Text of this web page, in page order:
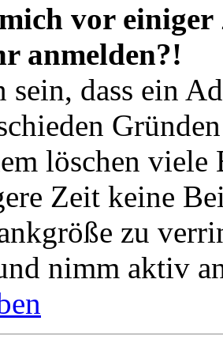
vor
anmelden?!
sein, dass ein
löschen viele
Zeit keine
zu
nimm aktiv